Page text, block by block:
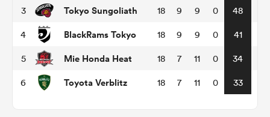
3 Tokyo Sungoliath 18 9 9 0 48
4 BlackRams Tokyo 18 9 9 0 41
5 Mie Honda Heat 18 7 11 0 34
6 Toyota Verblitz 18 7 11 0 33